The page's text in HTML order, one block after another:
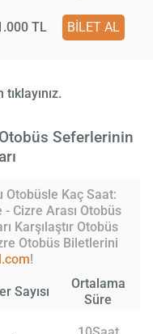
TL BİLET AL
Seferlerinin
Otobüsle Kaç Saat:
Cizre Arası Otobüs
Karşılaştır Otobüs
Otobüs Biletlerini
!
Sayısı
Ortalama
Süre